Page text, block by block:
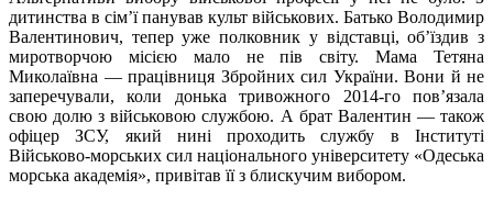
дитинства в сім’ї панував культ військових. Батько Володимир
Валентинович, тепер уже полковник у відставці, об’їздив з
миротворчою місією мало не пів світу. Мама Тетяна
Миколаївна — працівниця Збройних сил України. Вони й не
заперечували, коли донька тривожного 2014-го пов’язала
свою долю з військовою службою. А брат Валентин — також
офіцер ЗСУ, який нині проходить службу в Інституті
Військово-морських сил національного університету «Одеська
морська академія», привітав її з блискучим вибором.